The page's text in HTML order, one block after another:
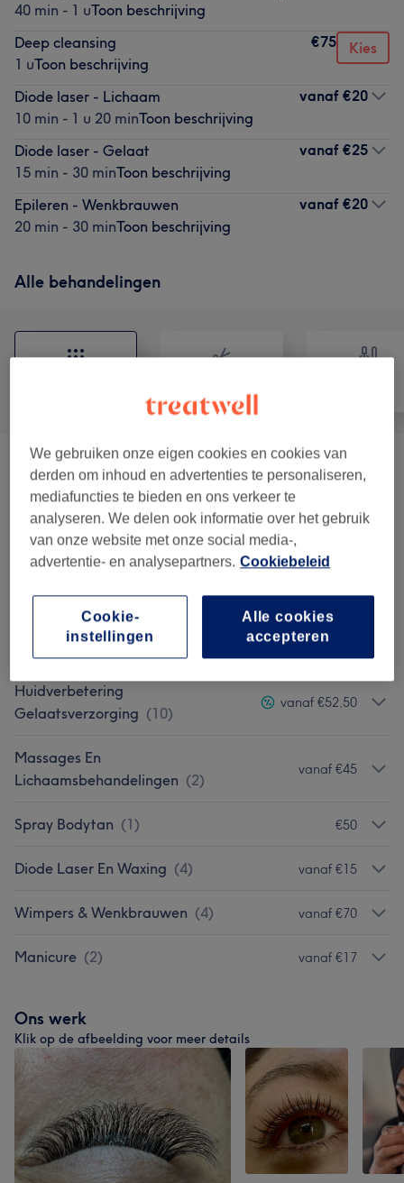
40 min - 1 uToon beschrijving
Deep cleansing
1 uToon beschrijving
€75 Kies
Diode laser - Lichaam
10 min - 1 u 20 minToon beschrijving
vanaf €20
Diode laser - Gelaat
15 min - 30 minToon beschrijving
vanaf €25
Epileren - Wenkbrauwen
20 min - 30 minToon beschrijving
vanaf €20
Alle behandelingen
Kapper ( 5) vanaf €40,50
Manicure & Pedicure (7 ) vanaf €20
Gelnagels (5) vanaf €20
Wimpers En Wenkbrauwen (
Wimperextensions (4 vanaf €20
Huidverbetering
Gelaatsverzorging (10)
vanaf €52,50
Massages En
Lichaamsbehandelingen (2)
vanaf €45
Spray Bodytan (1) €50
Diode Laser En Waxing (4) vanaf €15
Wimpers & Wenkbrauwen (4) vanaf €70
Manicure (2) vanaf €17
Ons werk
Klik op de afbeelding voor meer details
We gebruiken onze eigen cookies en cookies van
derden om inhoud en advertenties te personaliseren,
mediafuncties te bieden en ons verkeer te
analyseren. We delen ook informatie over het gebruik
van onze website met onze social media-,
advertentie- en analysepartners. Cookiebeleid
Alle cookies
accepteren
Cookie-
instellingen